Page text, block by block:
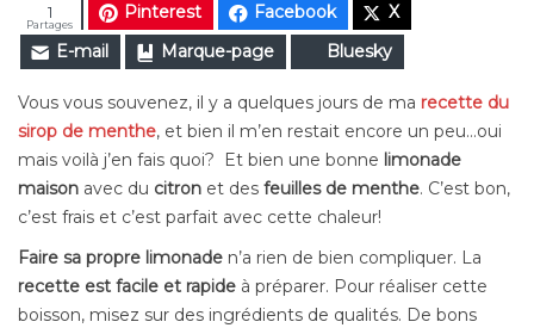
Pinterest Facebook
X
E-mail
Marque-page Bluesky
Partages
1
Vous vous souvenez, il y a quelques jours de ma recette du
sirop de menthe, et bien il m’en restait encore un peu…oui
mais voilà j’en fais quoi? Et bien une bonne limonade
maison avec du citron et des feuilles de menthe. C’est bon,
c’est frais et c’est parfait avec cette chaleur!
Faire sa propre limonade n’a rien de bien compliquer. La
recette est facile et rapide à préparer. Pour réaliser cette
boisson, misez sur des ingrédients de qualités. De bons